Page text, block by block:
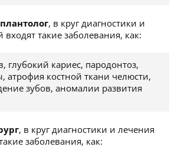
, в круг диагностики и
такие заболевания, как:
глубокий кариес, пародонтоз,
атрофия костной ткани челюсти,
зубов, аномалии развития
, в круг диагностики и лечения
заболевания, как: